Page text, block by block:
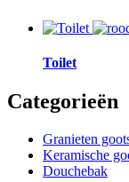
Toilet
Categorieën
Granieten
Keramische
Douchebak